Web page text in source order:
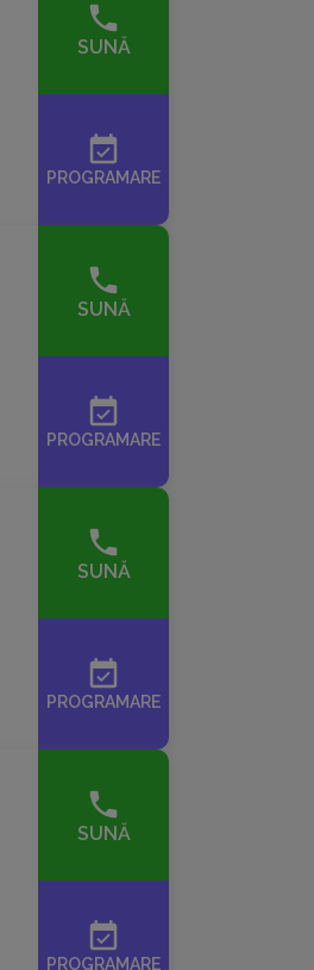
SUNĂ
event_available
PROGRAMARE
SUNĂ
event_available
PROGRAMARE
SUNĂ
event_available
PROGRAMARE
SUNĂ
event_available
PROGRAMARE